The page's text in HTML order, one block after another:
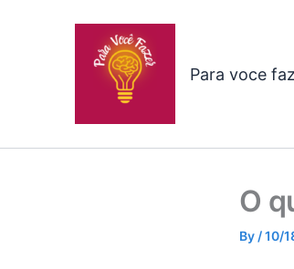
Para voce
O
By /10/